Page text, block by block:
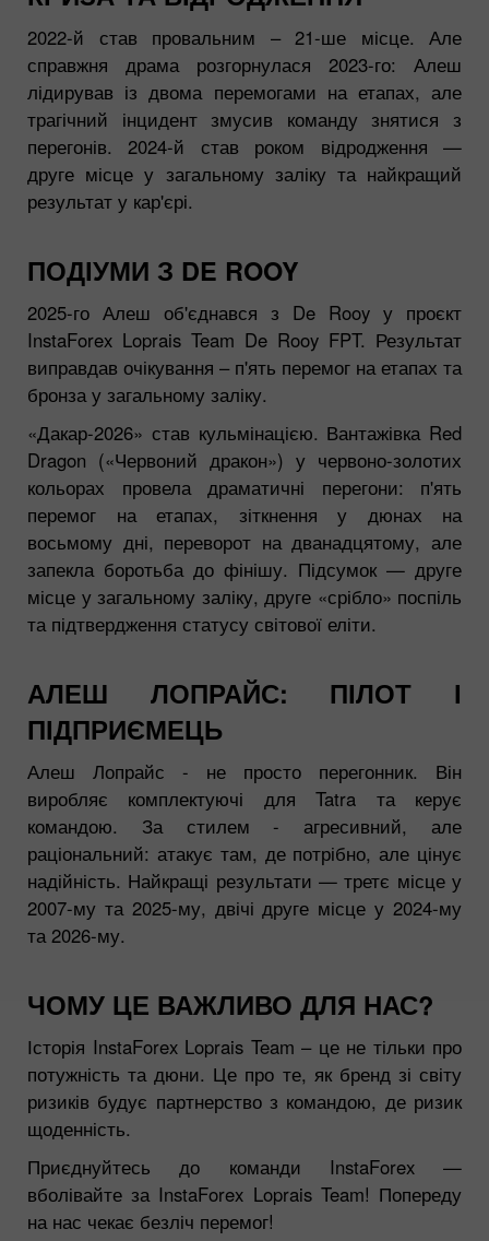
2022-й став провальним – 21-ше місце. Але
справжня драма розгорнулася 2023-го: Алеш
лідирував із двома перемогами на етапах, але
трагічний інцидент змусив команду знятися з
перегонів. 2024-й став роком відродження —
друге місце у загальному заліку та найкращий
результат у кар'єрі.
ПОДІУМИ З DE ROOY
2025-го Алеш об'єднався з De Rooy у проєкт
InstaForex Loprais Team De Rooy FPT. Результат
виправдав очікування – п'ять перемог на етапах та
бронза у загальному заліку.
«Дакар-2026» став кульмінацією. Вантажівка Red
Dragon («Червоний дракон») у червоно-золотих
кольорах провела драматичні перегони: п'ять
перемог на етапах, зіткнення у дюнах на
восьмому дні, переворот на дванадцятому, але
запекла боротьба до фінішу. Підсумок — друге
місце у загальному заліку, друге «срібло» поспіль
та підтвердження статусу світової еліти.
АЛЕШ ЛОПРАЙС: ПІЛОТ І
ПІДПРИЄМЕЦЬ
Алеш Лопрайс - не просто перегонник. Він
виробляє комплектуючі для Tatra та керує
командою. За стилем - агресивний, але
раціональний: атакує там, де потрібно, але цінує
надійність. Найкращі результати — третє місце у
2007-му та 2025-му, двічі друге місце у 2024-му
та 2026-му.
ЧОМУ ЦЕ ВАЖЛИВО ДЛЯ НАС?
Історія InstaForex Loprais Team – це не тільки про
потужність та дюни. Це про те, як бренд зі світу
ризиків будує партнерство з командою, де ризик
щоденність.
Приєднуйтесь до команди InstaForex —
вболівайте за InstaForex Loprais Team! Попереду
на нас чекає безліч перемог!